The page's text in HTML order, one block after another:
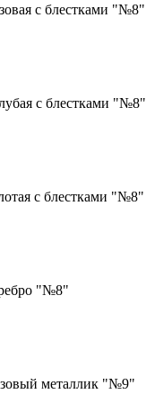
с блестками "№8"
с блестками "№8"
с блестками "№8"
"№8"
металлик "№9"